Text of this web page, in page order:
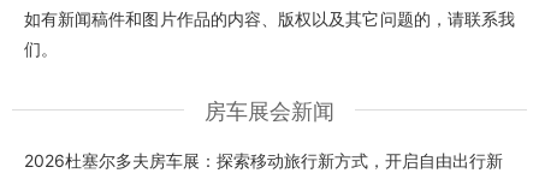
如有新闻稿件和图片作品的内容、版权以及其它问题的，请联系我
们。
房车展会新闻
2026杜塞尔多夫房车展：探索移动旅行新方式，开启自由出行新